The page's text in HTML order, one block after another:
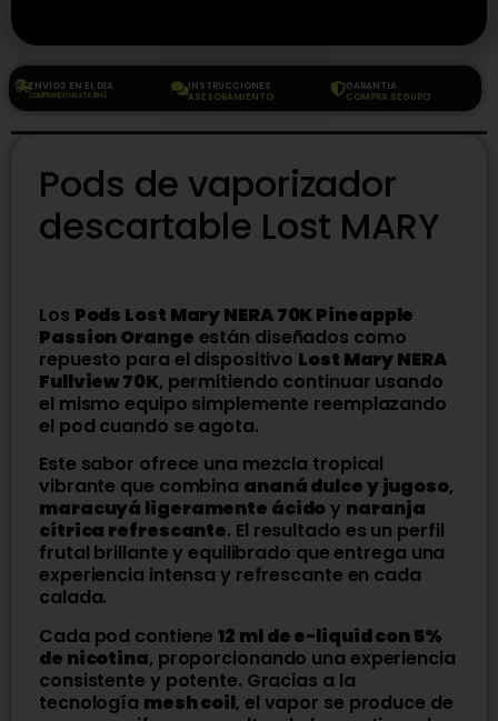
ENVIOS EN EL DIA
COMPRANDO HASTA 18HS
INSTRUCCIONES
ASESORAMIENTO
GARANTIA
COMPRA SEGURO
Pods de vaporizador
descartable Lost MARY
Los Pods Lost Mary NERA 70K Pineapple
Passion Orange están diseñados como
repuesto para el dispositivo Lost Mary NERA
Fullview 70K, permitiendo continuar usando
el mismo equipo simplemente reemplazando
el pod cuando se agota.
Este sabor ofrece una mezcla tropical
vibrante que combina ananá dulce y jugoso,
maracuyá ligeramente ácidoy naranja
cítrica refrescante. El resultado es un perfil
frutal brillante y equilibrado que entrega una
experiencia intensa y refrescante en cada
calada.
Cada pod contiene12 ml de e-liquid con 5%
de nicotina, proporcionando una experiencia
consistente y potente. Gracias a la
tecnología mesh coil, el vapor se produce de